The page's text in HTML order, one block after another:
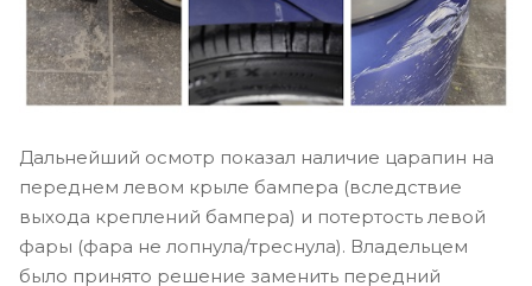
Дальнейший осмотр показал наличие царапин на
переднем левом крыле бампера (вследствие
выхода креплений бампера) и потертость левой
фары (фара не лопнула/треснула). Владельцем
было принято решение заменить передний